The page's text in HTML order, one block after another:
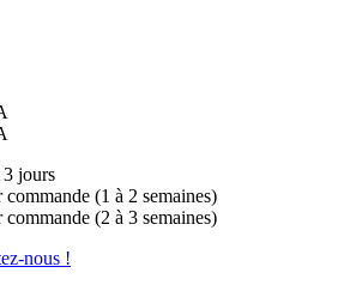
3 jours
commande (1 à 2 semaines)
commande (2 à 3 semaines)
nous !